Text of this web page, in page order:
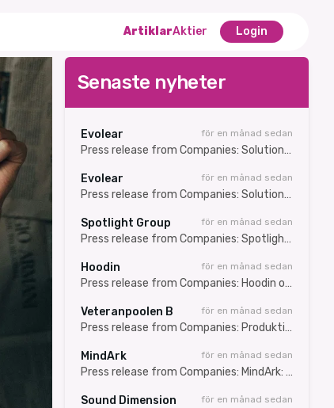
ArtiklarAktier Login
Senaste nyheter
Evolear för en månad sedan
Press release from Companies: Solution International Nordics AB (publ) carries out a directed set-off share issue of approximately SEK 7.3 million
Evolear för en månad sedan
Press release from Companies: Solution International Nordics AB (publ) genomför riktad kvittningsemission om cirka 7,3 MSEK
Spotlight Group för en månad sedan
Press release from Companies: Spotlight Group meddelar vinstvarning – resultatet för andra kvartalet svagare än väntat till följd av nedskrivningar
Hoodin för en månad sedan
Press release from Companies: Hoodin och CertHub grundar SARA – nytt internationellt initiativ för AI inom Regulatory Affairs
Veteranpoolen B för en månad sedan
Press release from Companies: Produktionsdata för juni 2026
MindArk för en månad sedan
Press release from Companies: MindArk: Frivillig avnotering godkänd – sista dag för handel den 24 juli 2026
Sound Dimension för en månad sedan